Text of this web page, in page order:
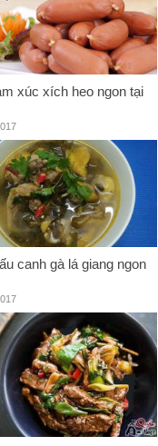
xúc xích heo ngon tại
canh gà lá giang ngon